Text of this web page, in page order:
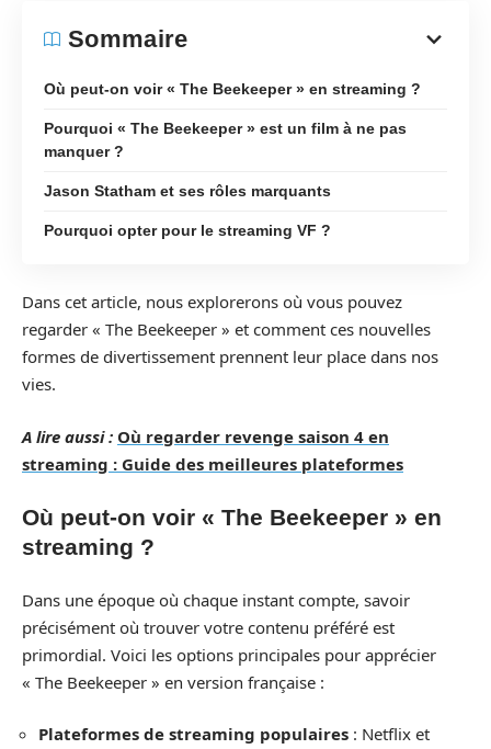
Sommaire
Où peut-on voir « The Beekeeper » en streaming ?
Pourquoi « The Beekeeper » est un film à ne pas
manquer ?
Jason Statham et ses rôles marquants
Pourquoi opter pour le streaming VF ?
Dans cet article, nous explorerons où vous pouvez
regarder « The Beekeeper » et comment ces nouvelles
formes de divertissement prennent leur place dans nos
vies.
A lire aussi : Où regarder revenge saison 4 en
streaming : Guide des meilleures plateformes
Où peut-on voir « The Beekeeper » en
streaming ?
Dans une époque où chaque instant compte, savoir
précisément où trouver votre contenu préféré est
primordial. Voici les options principales pour apprécier
« The Beekeeper » en version française :
Plateformes de streaming populaires : Netflix et